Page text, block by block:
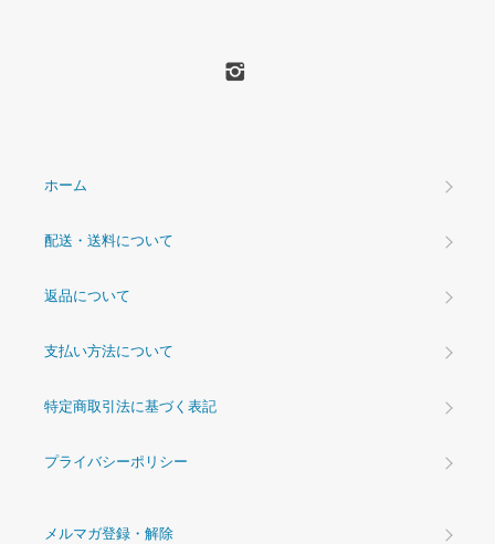
ホーム
配送・送料について
返品について
支払い方法について
特定商取引法に基づく表記
プライバシーポリシー
メルマガ登録・解除